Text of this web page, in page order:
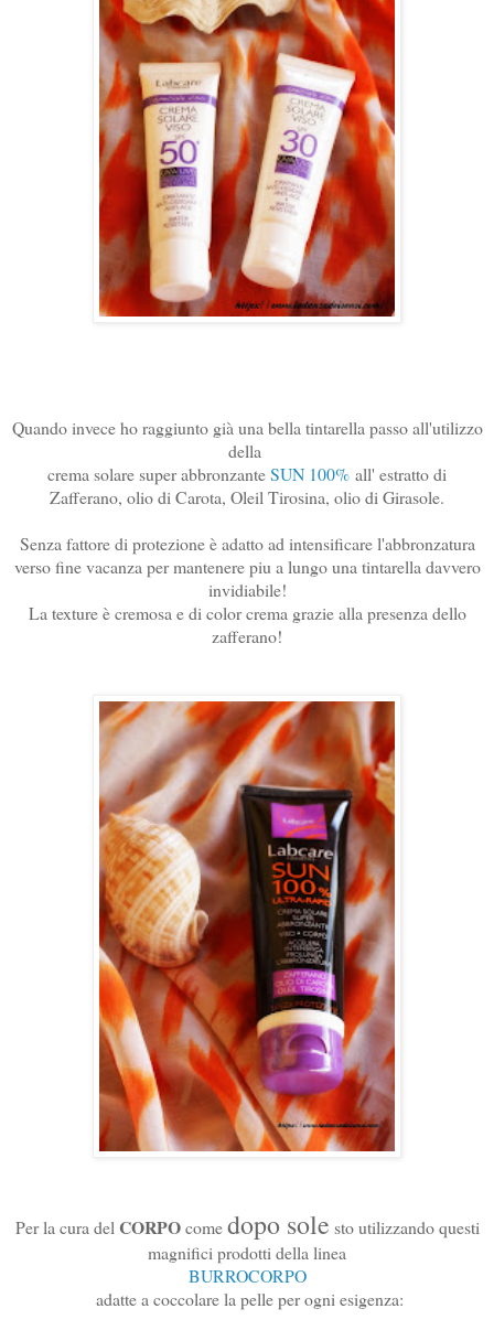
Quando invece ho raggiunto già una bella tintarella passo all'utilizzo
della
crema solare super abbronzanteSUN 100% all' estratto di
Zafferano, olio di Carota, Oleil Tirosina, olio di Girasole.
Senza fattore di protezione è adatto ad intensificare l'abbronzatura
verso fine vacanza per mantenere piu a lungo una tintarella davvero
invidiabile!
La texture è cremosa e di color crema grazie alla presenza dello
zafferano!
Per la cura del CORPOcomedopo sole sto utilizzando questi
magnifici prodotti della linea
BURROCORPO
adatte a coccolare la pelle per ogni esigenza: